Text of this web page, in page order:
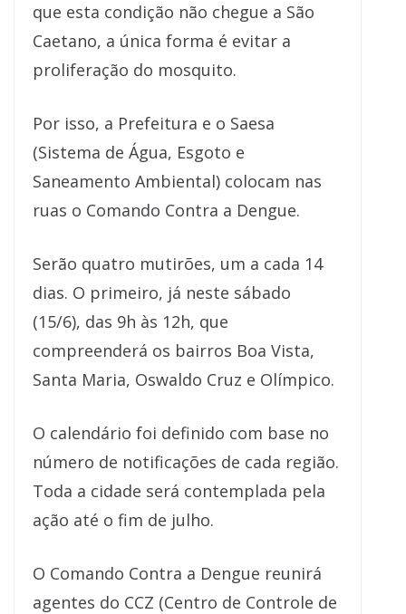
que esta condição não chegue a São
Caetano, a única forma é evitar a
proliferação do mosquito.
Por isso, a Prefeitura e o Saesa
(Sistema de Água, Esgoto e
Saneamento Ambiental) colocam nas
ruas o Comando Contra a Dengue.
Serão quatro mutirões, um a cada 14
dias. O primeiro, já neste sábado
(15/6), das 9h às 12h, que
compreenderá os bairros Boa Vista,
Santa Maria, Oswaldo Cruz e Olímpico.
O calendário foi definido com base no
número de notificações de cada região.
Toda a cidade será contemplada pela
ação até o fim de julho.
O Comando Contra a Dengue reunirá
agentes do CCZ (Centro de Controle de